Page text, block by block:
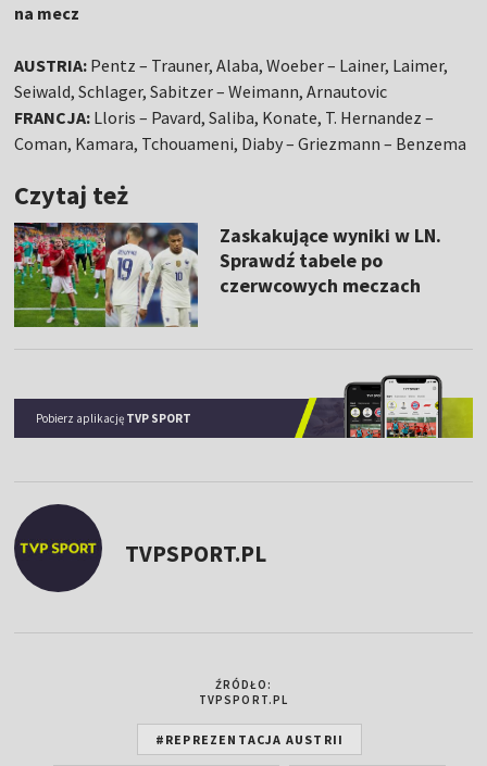
na mecz
AUSTRIA: Pentz – Trauner, Alaba, Woeber – Lainer, Laimer,
Seiwald, Schlager, Sabitzer – Weimann, Arnautovic
FRANCJA: Lloris – Pavard, Saliba, Konate, T. Hernandez –
Coman, Kamara, Tchouameni, Diaby – Griezmann – Benzema
Czytaj też
Zaskakujące wyniki w LN.
Sprawdź tabele po
czerwcowych meczach
Pobierz aplikację TVP SPORT
TVPSPORT.PL
ŹRÓDŁO:
TVPSPORT.PL
#REPREZENTACJA AUSTRII